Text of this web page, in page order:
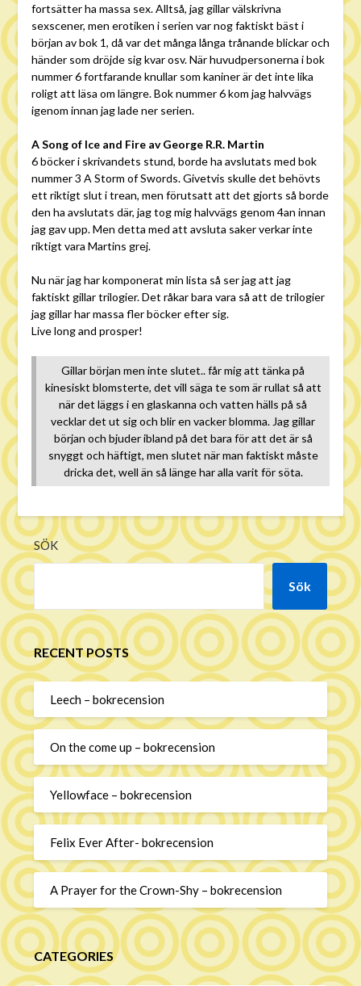
fortsätter ha massa sex. Alltså, jag gillar välskrivna
sexscener, men erotiken i serien var nog faktiskt bäst i
början av bok 1, då var det många långa trånande blickar och
händer som dröjde sig kvar osv. När huvudpersonerna i bok
nummer 6 fortfarande knullar som kaniner är det inte lika
roligt att läsa om längre. Bok nummer 6 kom jag halvvägs
igenom innan jag lade ner serien.
A Song of Ice and Fire av George R.R. Martin
6 böcker i skrivandets stund, borde ha avslutats med bok
nummer 3 A Storm of Swords. Givetvis skulle det behövts
ett riktigt slut i trean, men förutsatt att det gjorts så borde
den ha avslutats där, jag tog mig halvvägs genom 4an innan
jag gav upp. Men detta med att avsluta saker verkar inte
riktigt vara Martins grej.
Nu när jag har komponerat min lista så ser jag att jag
faktiskt gillar trilogier. Det råkar bara vara så att de trilogier
jag gillar har massa fler böcker efter sig.
Live long and prosper!
Gillar början men inte slutet.. får mig att tänka på
kinesiskt blomsterte, det vill säga te som är rullat så att
när det läggs i en glaskanna och vatten hälls på så
vecklar det ut sig och blir en vacker blomma. Jag gillar
början och bjuder ibland på det bara för att det är så
snyggt och häftigt, men slutet när man faktiskt måste
dricka det, well än så länge har alla varit för söta.
SÖK
Sök
RECENT POSTS
Leech – bokrecension
On the come up – bokrecension
Yellowface – bokrecension
Felix Ever After- bokrecension
A Prayer for the Crown-Shy – bokrecension
CATEGORIES